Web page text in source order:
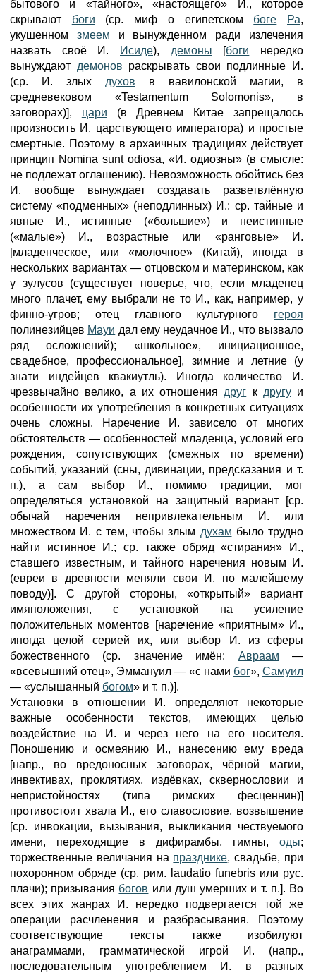
бытового и «тайного», «настоящего» И., которое
скрывают боги (ср. миф о египетском боге Ра,
укушенном змеем и вынужденном ради излечения
назвать своё И.
Исиде), демоны [боги нередко
вынуждают демонов раскрывать свои подлинные И.
(ср. И. злых духов в вавилонской магии, в
средневековом «Testamentum Solomonis», в
заговорах)], цари (в Древнем Китае запрещалось
произносить И. царствующего императора) и простые
смертные. Поэтому в архаичных традициях действует
принцип Nomina sunt odiosa, «И. одиозны» (в смысле:
не подлежат оглашению). Невозможность обойтись без
И. вообще вынуждает создавать разветвлённую
систему «подменных» (неподлинных) И.: ср. тайные и
явные И., истинные («большие») и неистинные
(«малые») И., возрастные или «ранговые» И.
[младенческое, или «молочное» (Китай), иногда в
нескольких вариантах — отцовском и материнском, как
у зулусов (существует поверье, что, если младенец
много плачет, ему выбрали не то И., как, например, у
финно-угров; отец главного культурного героя
полинезийцев Мауи дал ему неудачное И., что вызвало
ряд осложнений); «школьное», инициационное,
свадебное, профессиональное], зимние и летние (у
знати индейцев квакиутль). Иногда количество И.
чрезвычайно велико, а их отношения друг к другуи
особенности их употребления в конкретных ситуациях
очень сложны. Наречение И. зависело от многих
обстоятельств — особенностей младенца, условий его
рождения, сопутствующих (смежных по времени)
событий, указаний (сны, дивинации, предсказания и т.
п.), а сам выбор И., помимо традиции, мог
определяться установкой на защитный вариант [ср.
обычай наречения непривлекательным И. или
множеством И. с тем, чтобы злым духам было трудно
найти истинное И.; ср. также обряд «стирания» И.,
ставшего известным, и тайного наречения новым И.
(евреи в древности меняли свои И. по малейшему
поводу)]. С другой стороны, «открытый» вариант
имяположения, с установкой на усиление
положительных моментов [наречение «приятным» И.,
иногда целой серией их, или выбор И. из сферы
божественного (ср. значение имён: Авраам —
«всевышний отец», Эммануил — «с нами бог»,Самуил
— «услышанный богом» и т. п.)].
Установки в отношении И. определяют некоторые
важные особенности текстов, имеющих целью
воздействие на И. и через него на его носителя.
Поношению и осмеянию И., нанесению ему вреда
[напр., во вредоносных заговорах, чёрной магии,
инвективах, проклятиях, издёвках, сквернословии и
непристойностях (типа римских фесценнин)]
противостоит хвала И., его славословие, возвышение
[ср. инвокации, вызывания, выкликания чествуемого
имени, переходящие в дифирамбы, гимны, оды;
торжественные величания на празднике, свадьбе, при
похоронном обряде (ср. рим. laudatio funebris или рус.
плачи); призывания богов или душ умерших и т. п.]. Во
всех этих жанрах И. нередко подвергается той же
операции расчленения и разбрасывания. Поэтому
соответствующие тексты также изобилуют
анаграммами, грамматической игрой И. (напр.,
последовательным употреблением И. в разных